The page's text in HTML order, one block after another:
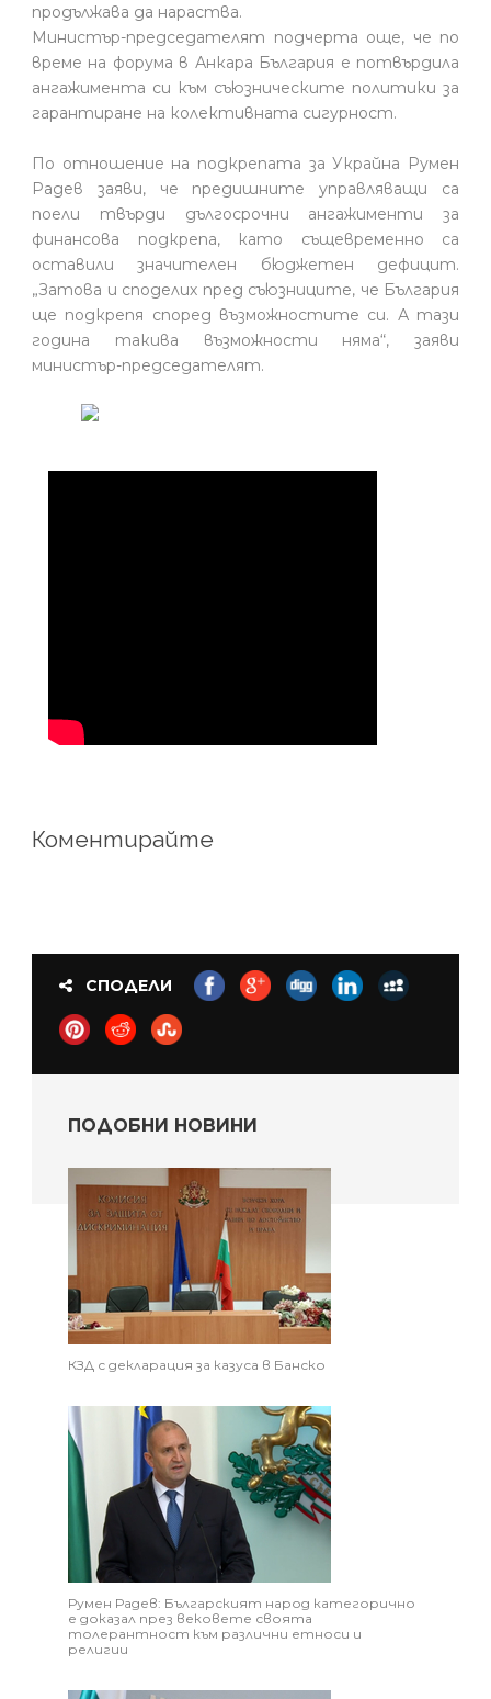
продължава да нараства.
Министър-председателят подчерта още, че по
време на форума в Анкара България е потвърдила
ангажимента си към съюзническите политики за
гарантиране на колективната сигурност.
По отношение на подкрепата за Украйна Румен
Радев заяви, че предишните управляващи са
поели твърди дългосрочни ангажименти за
финансова подкрепа, като същевременно са
оставили значителен бюджетен дефицит.
„Затова и споделих пред съюзниците, че България
ще подкрепя според възможностите си. А тази
година такива възможности няма“, заяви
министър-председателят.
Коментирайте
СПОДЕЛИ
ПОДОБНИ НОВИНИ
КЗД с декларация за казуса в Банско
Румен Радев: Българският народ категорично
е доказал през вековете своята
толерантност към различни етноси и
религии